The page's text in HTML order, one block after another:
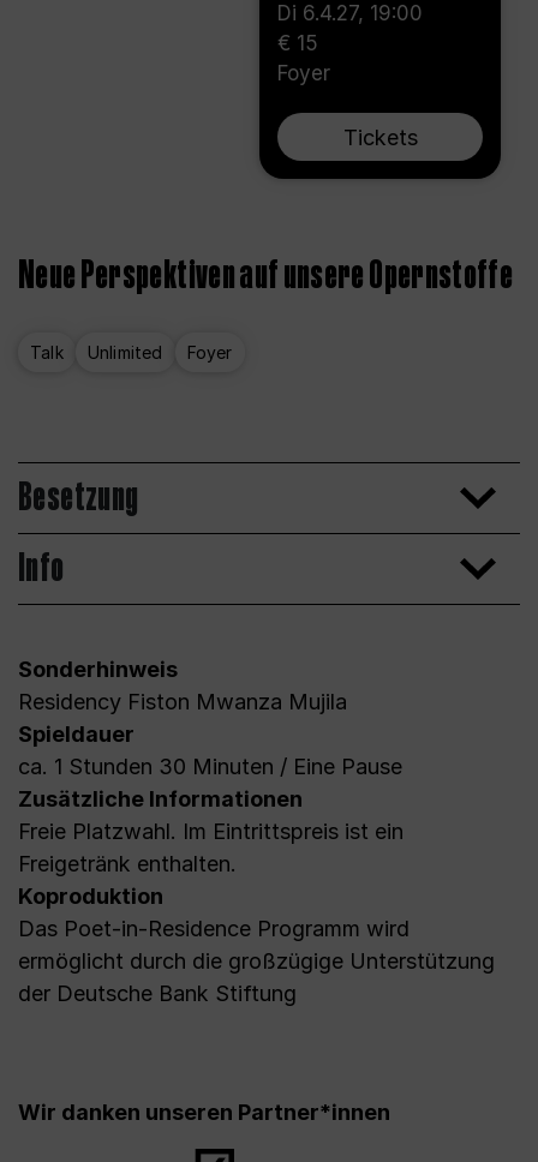
Di 6.4.27, 19:00
€ 15
Foyer
Tickets
Neue Perspektiven auf unsere Opernstoffe
Talk Unlimited Foyer
Besetzung
Info
Sonderhinweis
Residency Fiston Mwanza Mujila
Spieldauer
ca. 1 Stunden 30 Minuten / Eine Pause
Zusätzliche Informationen
Freie Platzwahl. Im Eintrittspreis ist ein
Freigetränk enthalten.
Koproduktion
Das Poet-in-Residence Programm wird
ermöglicht durch die großzügige Unterstützung
der Deutsche Bank Stiftung
Wir danken unseren Partner*innen